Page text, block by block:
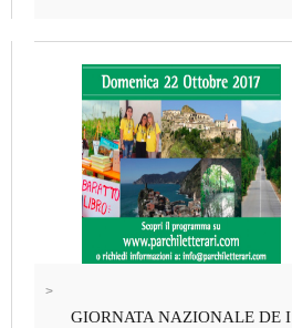
>
GIORNATA NAZIONALE DE I